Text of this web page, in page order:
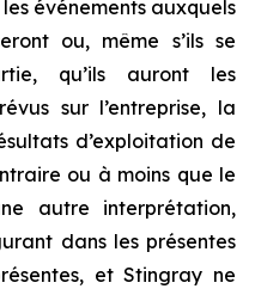
événements auxquels
ou, même s’ils se
qu’ils auront les
sur l’entreprise, la
d’exploitation de
ou à moins que le
autre interprétation,
dans les présentes
et Stingray ne